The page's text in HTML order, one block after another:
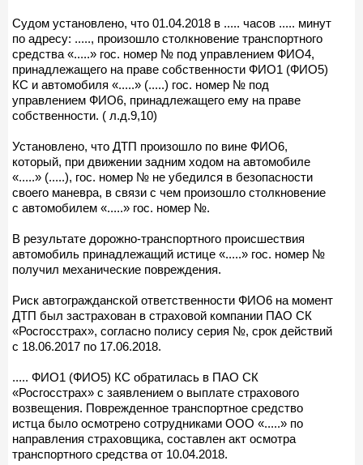
Судом установлено, что 01.04.2018 в ..... часов ..... минут
по адресу: ....., произошло столкновение транспортного
средства «.....» гос. номер № под управлением ФИО4,
принадлежащего на праве собственности ФИО1 (ФИО5)
КС и автомобиля «.....» (.....) гос. номер № под
управлением ФИО6, принадлежащего ему на праве
собственности. ( л.д.9,10)
Установлено, что ДТП произошло по вине ФИО6,
который, при движении задним ходом на автомобиле
«.....» (.....), гос. номер № не убедился в безопасности
своего маневра, в связи с чем произошло столкновение
с автомобилем «.....» гос. номер №.
В результате дорожно-транспортного происшествия
автомобиль принадлежащий истице «.....» гос. номер №
получил механические повреждения.
Риск автогражданской ответственности ФИО6 на момент
ДТП был застрахован в страховой компании ПАО СК
«Росгосстрах», согласно полису серия №, срок действий
с 18.06.2017 по 17.06.2018.
..... ФИО1 (ФИО5) КС обратилась в ПАО СК
«Росгосстрах» с заявлением о выплате страхового
возвещения. Поврежденное транспортное средство
истца было осмотрено сотрудниками ООО «.....» по
направления страховщика, составлен акт осмотра
транспортного средства от 10.04.2018.